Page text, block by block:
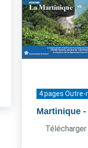
4 pages Outre-
Martinique -